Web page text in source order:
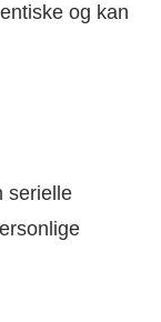
og kan
serielle